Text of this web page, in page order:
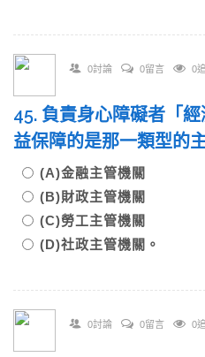
0討論 0留言 0
45. 負責身心障礙者「
益保障的是那一類型的
(A)金融主管機關
(B)財政主管機關
(C)勞工主管機關
(D)社政主管機關。
0討論 0留言 0